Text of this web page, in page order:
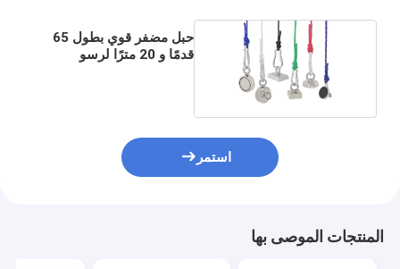
حبل مضفر قوي بطول 65
قدمًا و 20 مترًا لرسو
استمر
المنتجات الموصى بها